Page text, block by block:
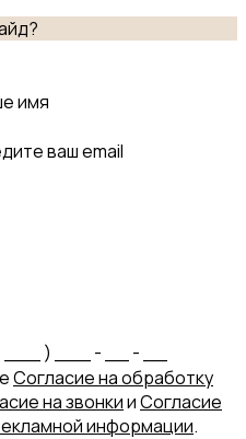
имя
ваш email
___ ) ___ - __ - __
Согласие на обработку
на звонкииСогласие
информации.